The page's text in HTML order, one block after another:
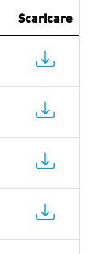
Scaricare